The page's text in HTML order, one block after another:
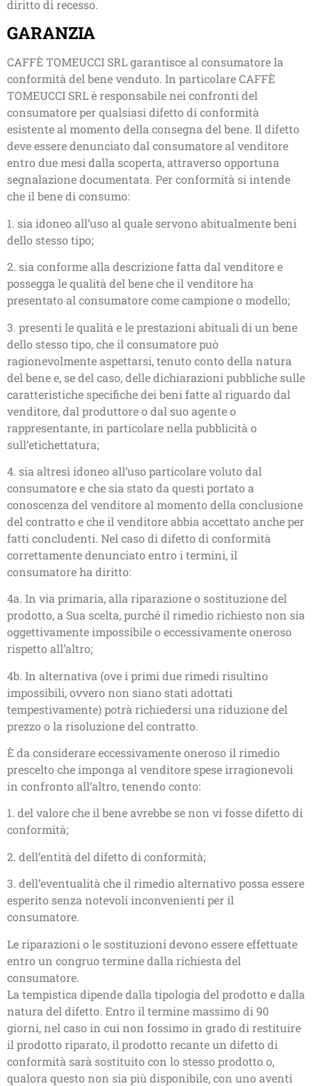
diritto di recesso.
GARANZIA
CAFFÈ TOMEUCCI SRL garantisce al consumatore la
conformità del bene venduto. In particolare CAFFÈ
TOMEUCCI SRL è responsabile nei confronti del
consumatore per qualsiasi difetto di conformità
esistente al momento della consegna del bene. Il difetto
deve essere denunciato dal consumatore al venditore
entro due mesi dalla scoperta, attraverso opportuna
segnalazione documentata. Per conformità si intende
che il bene di consumo:
1. sia idoneo all’uso al quale servono abitualmente beni
dello stesso tipo;
2. sia conforme alla descrizione fatta dal venditore e
possegga le qualità del bene che il venditore ha
presentato al consumatore come campione o modello;
3. presenti le qualità e le prestazioni abituali di un bene
dello stesso tipo, che il consumatore può
ragionevolmente aspettarsi, tenuto conto della natura
del bene e, se del caso, delle dichiarazioni pubbliche sulle
caratteristiche specifiche dei beni fatte al riguardo dal
venditore, dal produttore o dal suo agente o
rappresentante, in particolare nella pubblicità o
sull’etichettatura;
4. sia altresì idoneo all’uso particolare voluto dal
consumatore e che sia stato da questi portato a
conoscenza del venditore al momento della conclusione
del contratto e che il venditore abbia accettato anche per
fatti concludenti. Nel caso di difetto di conformità
correttamente denunciato entro i termini, il
consumatore ha diritto:
4a. In via primaria, alla riparazione o sostituzione del
prodotto, a Sua scelta, purché il rimedio richiesto non sia
oggettivamente impossibile o eccessivamente oneroso
rispetto all’altro;
4b. In alternativa (ove i primi due rimedi risultino
impossibili, ovvero non siano stati adottati
tempestivamente) potrà richiedersi una riduzione del
prezzo o la risoluzione del contratto.
È da considerare eccessivamente oneroso il rimedio
prescelto che imponga al venditore spese irragionevoli
in confronto all’altro, tenendo conto:
1. del valore che il bene avrebbe se non vi fosse difetto di
conformità;
2. dell’entità del difetto di conformità;
3. dell’eventualità che il rimedio alternativo possa essere
esperito senza notevoli inconvenienti per il
consumatore.
Le riparazioni o le sostituzioni devono essere effettuate
entro un congruo termine dalla richiesta del
consumatore.
La tempistica dipende dalla tipologia del prodotto e dalla
natura del difetto. Entro il termine massimo di 90
giorni, nel caso in cui non fossimo in grado di restituire
il prodotto riparato, il prodotto recante un difetto di
conformità sarà sostituito con lo stesso prodotto o,
qualora questo non sia più disponibile, con uno aventi